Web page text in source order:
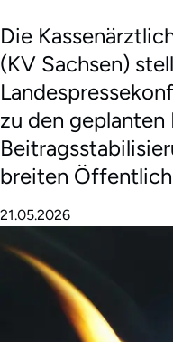
21.05.2026
Die
(KV Sachsen)
zu den geplanten
breiten